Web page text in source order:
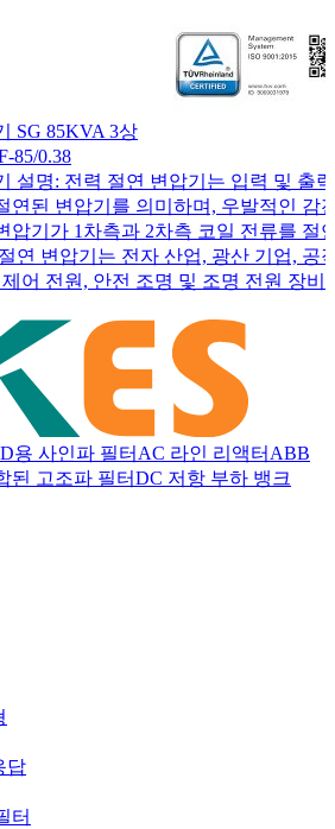
SG 85KVA 3상
85/0.38
설명: 전력 절연 변압기는 입력 및 출
연된 변압기를 의미하며, 우발적인 감
압기가 1차측과 2차측 코일 전류를 절
연 변압기는 전자 산업, 광산 기업, 공
어 전원, 안전 조명 및 조명 전원 장비
용 사인파 필터 AC 라인 리액터 ABB
된 고조파 필터DC 저항 부하 뱅크
답
터